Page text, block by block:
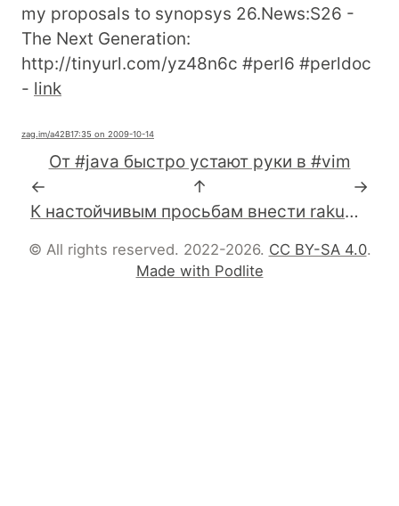
my proposals to synopsys 26.News:S26 -
The Next Generation:
http://tinyurl.com/yz48n6c #perl6 #perldoc
- link
zag.im/a42B17:35 on 2009-10-14
От #java быстро устают руки в #vim
←
↑
→
К настойчивым просьбам внести rakudo в дерево портов FreeBSD добавился еще народ: http://tinyurl.com/ylguwkg #rakudo #perl6
© All rights reserved. 2022-2026. CC BY-SA 4.0.
Made with Podlite